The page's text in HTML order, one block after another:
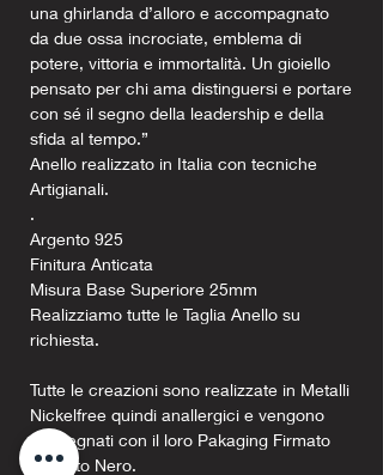
una ghirlanda d’alloro e accompagnato
da due ossa incrociate, emblema di
potere, vittoria e immortalità. Un gioiello
pensato per chi ama distinguersi e portare
con sé il segno della leadership e della
sfida al tempo.”
Anello realizzato in Italia con tecniche
Artigianali.
.
Argento 925
Finitura Anticata
Misura Base Superiore 25mm
Realizziamo tutte le Taglia Anello su
richiesta.
Tutte le creazioni sono realizzate in Metalli
Nickelfree quindi anallergici e vengono
consegnati con il loro Pakaging Firmato
Argento Nero.